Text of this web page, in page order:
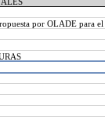
por OLADE para
por OLADE para